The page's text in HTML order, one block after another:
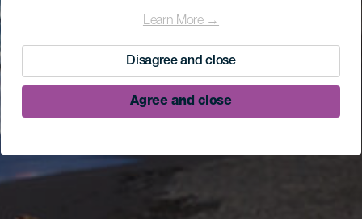
Learn More →
Disagree and close
Agree and close